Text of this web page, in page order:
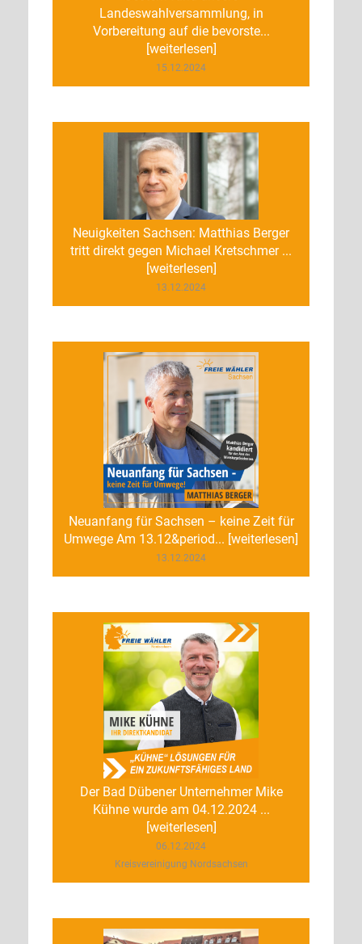
Landeswahlversammlung, in
Vorbereitung auf die bevorste...
[weiterlesen]
15.12.2024
Neuigkeiten Sachsen: Matthias Berger
tritt direkt gegen Michael Kretschmer ...
[weiterlesen]
13.12.2024
Neuanfang für Sachsen – keine Zeit für
Umwege Am 13.12&period... [weiterlesen]
13.12.2024
Der Bad Dübener Unternehmer Mike
Kühne wurde am 04.12.2024 ...
[weiterlesen]
06.12.2024
Kreisvereinigung Nordsachsen